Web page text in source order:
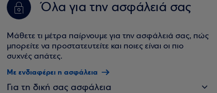
Όλα για την ασφάλειά σας
Μάθετε τι μέτρα παίρνουμε για την ασφάλειά σας, πώς
μπορείτε να προστατευτείτε και ποιες είναι οι πιο
συχνές απάτες.
Με ενδιαφέρει η ασφάλεια
Για τη δική σας ασφάλεια